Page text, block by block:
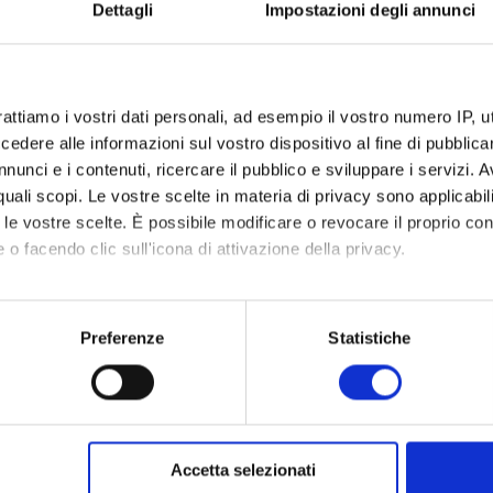
Dettagli Impostazioni degli annunci
i vostri dati personali, ad esempio il vostro numero IP,
alle informazioni sul vostro dispositivo al fine di
e i contenuti, ricercare il pubblico e sviluppare i servizi.
scopi. Le vostre scelte in materia di privacy sono
vostre scelte. È possibile modificare o revocare il proprio
o facendo clic sull'icona di attivazione della privacy.
anche:
sulla tua posizione geografica, con un'approssimazione di
in qualsiasi momento dalla Dichiarazione sui cookie.
Preferenze Statistiche
Accetta selezionati
negli
-geografica
CERTIFICAZIONI
Certificazioni informatiche
Certificazioni linguistiche